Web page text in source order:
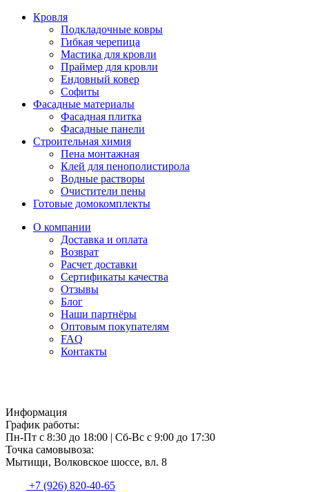
Кровля
Подкладочные ковры
Гибкая черепица
Мастика для кровли
Праймер для кровли
Ендовный ковер
Софиты
Фасадные материалы
Фасадная плитка
Фасадные панели
Строительная химия
Пена монтажная
Клей для пенополистирола
Водные растворы
Очистители пены
Готовые домокомплекты
О компании
Доставка и оплата
Возврат
Расчет доставки
Сертификаты качества
Отзывы
Блог
Наши партнёры
Оптовым покупателям
FAQ
Контакты
Информация
График работы:
Пн-Пт с 8:30 до 18:00 | Сб-Вс с 9:00 до 17:30
Точка самовывоза:
Мытищи, Волковское шоссе, вл. 8
+7 (926) 820-40-65